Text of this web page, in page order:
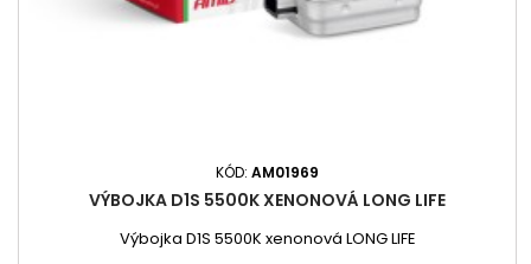
KÓD: AM01969
VÝBOJKA D1S 5500K XENONOVÁ LONG LIFE
Výbojka D1S 5500K xenonová LONG LIFE